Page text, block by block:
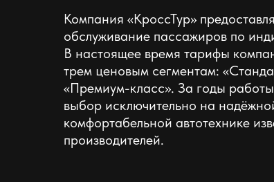
Компания «КроссТур»
обслуживание пассажиров по
В настоящее время тарифы
трем ценовым сегментам:
«Премиум-класс». За годы
выбор исключительно на
комфортабельной автотехнике
производителей.